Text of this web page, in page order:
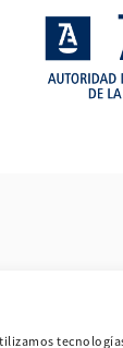
droits